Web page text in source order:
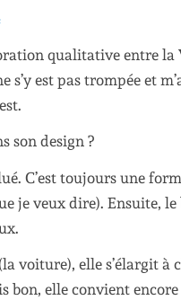
qualitative entre la
s’y est pas trompée et
son design ?
C’est toujours une
je veux dire). Ensuite,
voiture), elle s’élargit
bon, elle convient